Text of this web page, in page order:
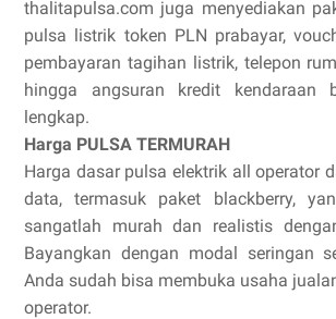
thalitapulsa.com juga menyediakan
pulsa listrik token PLN prabayar,
pembayaran tagihan listrik, telepon
hingga angsuran kredit kendaraan
lengkap.
Harga PULSA TERMURAH
Harga dasar pulsa elektrik all operator
data, termasuk paket blackberry,
sangatlah murah dan realistis
Bayangkan dengan modal seringan
Anda sudah bisa membuka usaha
operator.